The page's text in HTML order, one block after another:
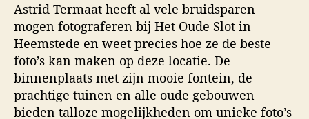
Astrid Termaat heeft al vele bruidsparen
mogen fotograferen bij Het Oude Slot in
Heemstede en weet precies hoe ze de beste
foto’s kan maken op deze locatie. De
binnenplaats met zijn mooie fontein, de
prachtige tuinen en alle oude gebouwen
bieden talloze mogelijkheden om unieke foto’s